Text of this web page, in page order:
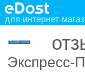
для интернет-
Экспресс-